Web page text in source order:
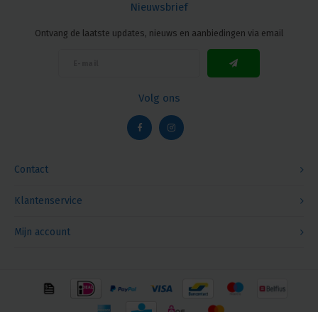
Contact
Nieuwsbrief
Ontvang de laatste updates, nieuws en aanbiedingen via email
Volg ons
Klantenservice
Mijn account